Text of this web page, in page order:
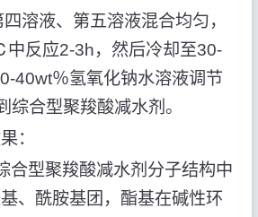
溶液、第五溶液混合均匀，
反应2-3h，然后冷却至30-
40wt％氢氧化钠水溶液调节
综合型聚羧酸减水剂。
：
合型聚羧酸减水剂分子结构中
、酰胺基团，酯基在碱性环